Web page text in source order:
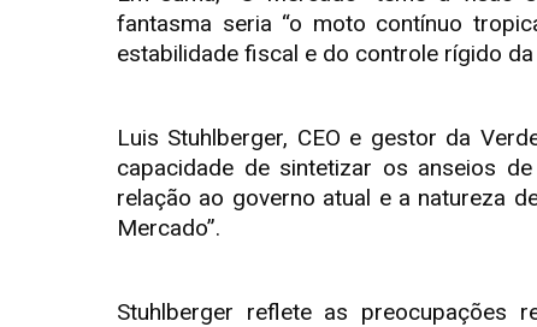
fantasma seria “o moto contínuo
estabilidade fiscal e do controle rígido
Luis Stuhlberger, CEO e gestor da
capacidade de sintetizar os anseios
relação ao governo atual e a natureza
Mercado”.
Stuhlberger reflete as preocupações